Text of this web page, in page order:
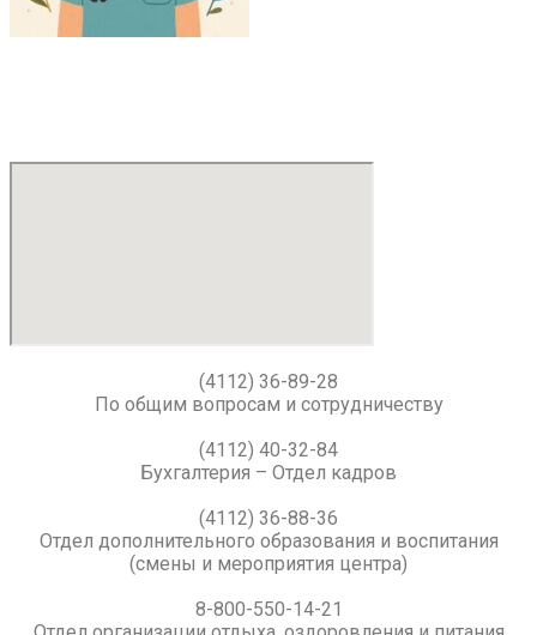
(4112) 36-89-28
По общим вопросам и сотрудничеству
(4112) 40-32-84
Бухгалтерия – Отдел кадров
(4112) 36-88-36
Отдел дополнительного образования и воспитания
(смены и мероприятия центра)
8-800-550-14-21